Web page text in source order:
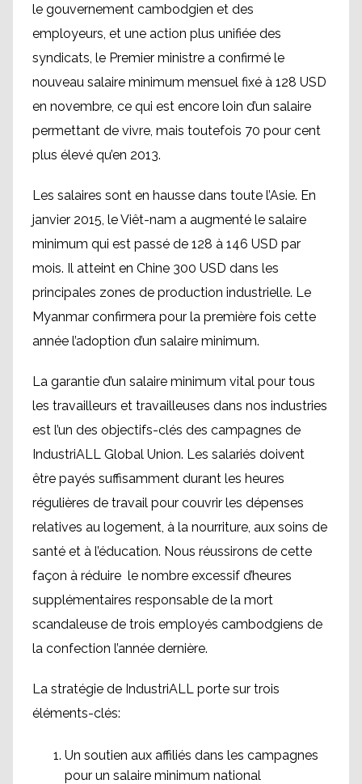
le gouvernement cambodgien et des
employeurs, et une action plus unifiée des
syndicats, le Premier ministre a confirmé le
nouveau salaire minimum mensuel fixé à 128 USD
en novembre, ce qui est encore loin d’un salaire
permettant de vivre, mais toutefois 70 pour cent
plus élevé qu’en 2013.
Les salaires sont en hausse dans toute l’Asie. En
janvier 2015, le Viêt-nam a augmenté le salaire
minimum qui est passé de 128 à 146 USD par
mois. Il atteint en Chine 300 USD dans les
principales zones de production industrielle. Le
Myanmar confirmera pour la première fois cette
année l’adoption d’un salaire minimum.
La garantie d’un salaire minimum vital pour tous
les travailleurs et travailleuses dans nos industries
est l’un des objectifs-clés des campagnes de
IndustriALL Global Union. Les salariés doivent
être payés suffisamment durant les heures
régulières de travail pour couvrir les dépenses
relatives au logement, à la nourriture, aux soins de
santé et à l’éducation. Nous réussirons de cette
façon à réduire le nombre excessif d’heures
supplémentaires responsable de la mort
scandaleuse de trois employés cambodgiens de
la confection l’année dernière.
La stratégie de IndustriALL porte sur trois
éléments-clés:
Un soutien aux affiliés dans les campagnes
pour un salaire minimum national